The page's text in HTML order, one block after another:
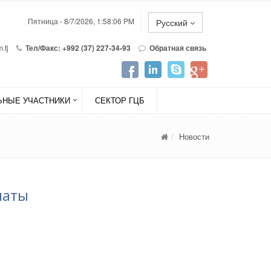
Пятница - 8/7/2026, 1:58:06 PM Русский
Тел/Факс: +992 (37) 227-34-93 Обратная связь
УЧАСТНИКИ СЕКТОР ГЦБ
Новости